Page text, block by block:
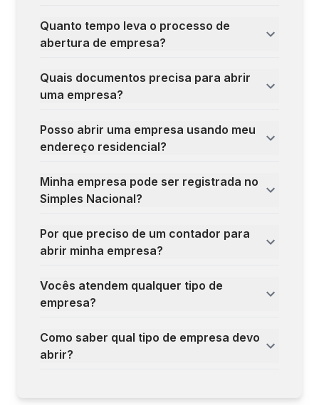
Quanto tempo leva o processo de
abertura de empresa?
Quais documentos precisa para abrir
uma empresa?
Posso abrir uma empresa usando meu
endereço residencial?
Minha empresa pode ser registrada no
Simples Nacional?
Por que preciso de um contador para
abrir minha empresa?
Vocês atendem qualquer tipo de
empresa?
Como saber qual tipo de empresa devo
abrir?